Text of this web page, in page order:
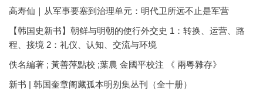
高寿仙｜从军事要塞到治理单元：明代卫所远不止是军营
【韩国史新书】朝鲜与明朝的使行外交史 1：转换、运营、路
程、接境 2：礼仪、认知、交流与环境
佚名編著 ; 黃善萍點校 ;葉農 金國平校注 《 兩粵雜存》
新书 | 韩国奎章阁藏孤本明别集丛刊（全十册）